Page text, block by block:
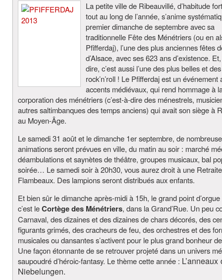
La petite ville de Ribeauvillé, d’habitude
tout au long de l’année, s’anime
premier dimanche de septembre avec sa
traditionnelle Fête des Ménétriers (ou en
Pfifferdaj), l’une des plus anciennes fêtes
d’Alsace, avec ses 623 ans d’existence.
dire, c’est aussi l’une des plus belles et
rock’n’roll ! Le Pfifferdaj est un événement
accents médiévaux, qui rend hommage à
corporation des ménétriers (c’est-à-dire des ménestrels,
autres saltimbanques des temps anciens) qui avait son siège à
au Moyen-Âge.
Le samedi 31 août et le dimanche 1er septembre, de
animations seront prévues en ville, du matin au soir : marché
déambulations et saynètes de théâtre, groupes musicaux, bal
soirée… Le samedi soir à 20h30, vous aurez droit à une
Flambeaux. Des lampions seront distribués aux enfants.
Et bien sûr le dimanche après-midi à 15h, le grand point
c’est leCortège des Ménétriers, dans la Grand’Rue. Un peu
Carnaval, des dizaines et des dizaines de chars décorés, des
figurants grimés, des cracheurs de feu, des orchestres et des
musicales ou dansantes s’activent pour le plus grand bonheur
Une façon étonnante de se retrouver projeté dans un univers
saupoudré d’héroic-fantasy. Le thème cette année : L’anneaux
Niebelungen.